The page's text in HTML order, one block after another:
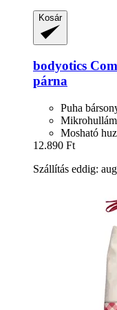
Kosár
bodyotics
párna
Puha
Mosható
12.890 Ft
Szállítás eddig: